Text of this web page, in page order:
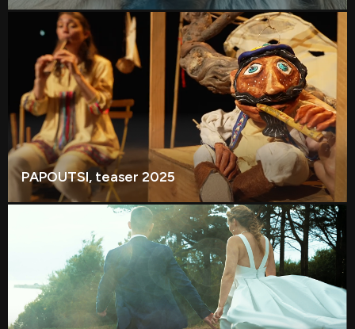
PAPOUTSI, teaser 2025